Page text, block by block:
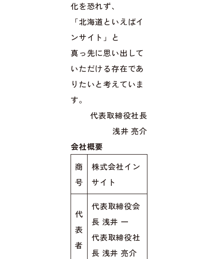
化を恐れず、
「北海道といえばイ
ンサイト」と
真っ先に思い出して
いただける存在であ
りたいと考えていま
す。
代表取締役社長
浅井 亮介
会社概要
商
号
株式会社イン
サイト
代
表
者
代表取締役会
長 浅井 一
代表取締役社
長 浅井 亮介